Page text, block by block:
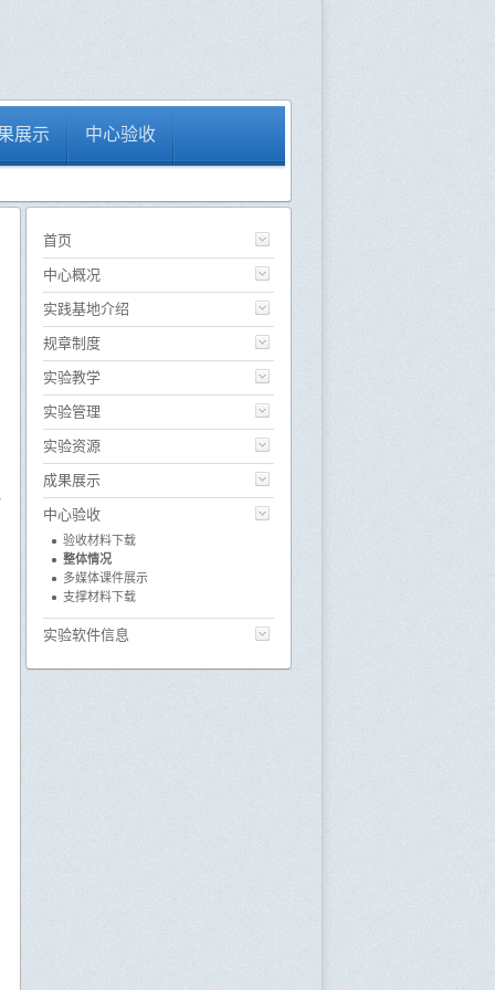
展示 中心验收
首页
中心概况
实践基地介绍
规章制度
实验教学
实验管理
实验资源
成果展示
中心验收
验收材料下载
整体情况
多媒体课件展示
支撑材料下载
实验软件信息